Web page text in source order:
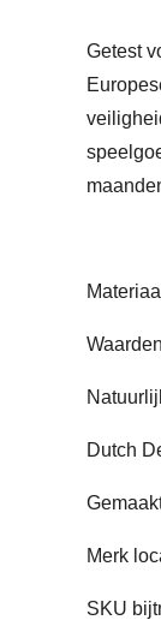
Getest
Dutch
Merk
SKU